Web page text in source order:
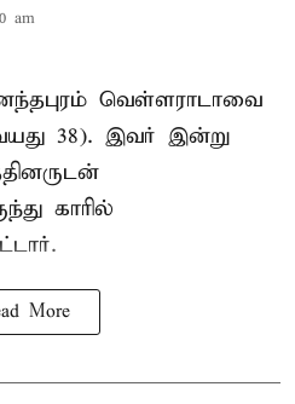
am
வெள்ளராடாவை
38). இவர் இன்று
காரில்
More